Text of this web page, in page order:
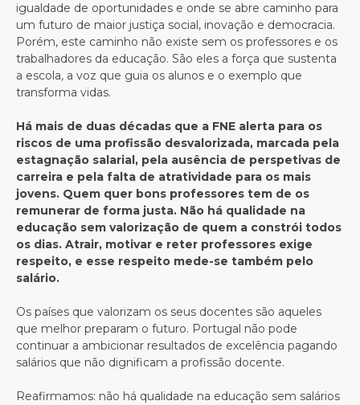
igualdade de oportunidades e onde se abre caminho para
um futuro de maior justiça social, inovação e democracia.
Porém, este caminho não existe sem os professores e os
trabalhadores da educação. São eles a força que sustenta
a escola, a voz que guia os alunos e o exemplo que
transforma vidas.
Há mais de duas décadas que a FNE alerta para os
riscos de uma profissão desvalorizada, marcada pela
estagnação salarial, pela ausência de perspetivas de
carreira e pela falta de atratividade para os mais
jovens. Quem quer bons professores tem de os
remunerar de forma justa. Não há qualidade na
educação sem valorização de quem a constrói todos
os dias. Atrair, motivar e reter professores exige
respeito, e esse respeito mede-se também pelo
salário.
Os países que valorizam os seus docentes são aqueles
que melhor preparam o futuro. Portugal não pode
continuar a ambicionar resultados de excelência pagando
salários que não dignificam a profissão docente.
Reafirmamos: não há qualidade na educação sem salários